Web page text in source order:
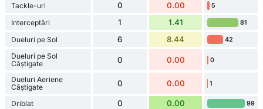
Tackle-uri 0 0.00 5
Interceptări 1 1.41 81
Dueluri pe Sol 6 8.44 42
Dueluri pe Sol
Câștigate
0 0.00 0
Dueluri Aeriene
Câștigate
0 0.00 1
Driblat 0 0.00 99